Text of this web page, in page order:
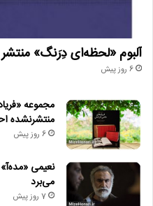
آلبوم «لحظه‌ای دِرَنگ»
6 روز پیش
مجموعه
منتشرنشده
6 روز پیش
نعیمی
می‌برد
7 روز پیش